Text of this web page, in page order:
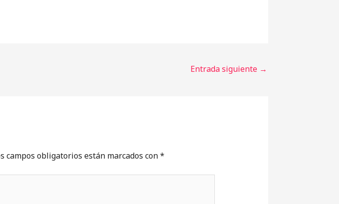
Entrada siguiente →
campos obligatorios están marcados con*